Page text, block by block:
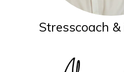
Stresscoach